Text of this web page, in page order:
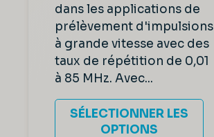
dans les applications de
prélèvement d'impulsions
à grande vitesse avec des
taux de répétition de 0,01
à 85 MHz. Avec...
SÉLECTIONNER LES
OPTIONS